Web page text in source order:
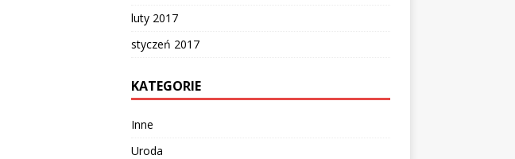
luty 2017
styczeń 2017
KATEGORIE
Inne
Uroda